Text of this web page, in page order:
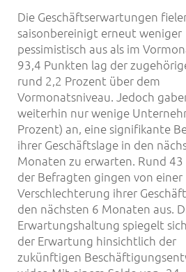
Die Geschäftserwartungen
saisonbereinigt erneut weniger
pessimistisch aus als im
93,4 Punkten lag der
rund 2,2 Prozent über dem
Vormonatsniveau. Jedoch
weiterhin nur wenige
Prozent) an, eine signifikante
ihrer Geschäftslage in den
Monaten zu erwarten. Rund 43
der Befragten gingen von einer
Verschlechterung ihrer
den nächsten 6 Monaten aus.
Erwartungshaltung spiegelt
der Erwartung hinsichtlich der
zukünftigen